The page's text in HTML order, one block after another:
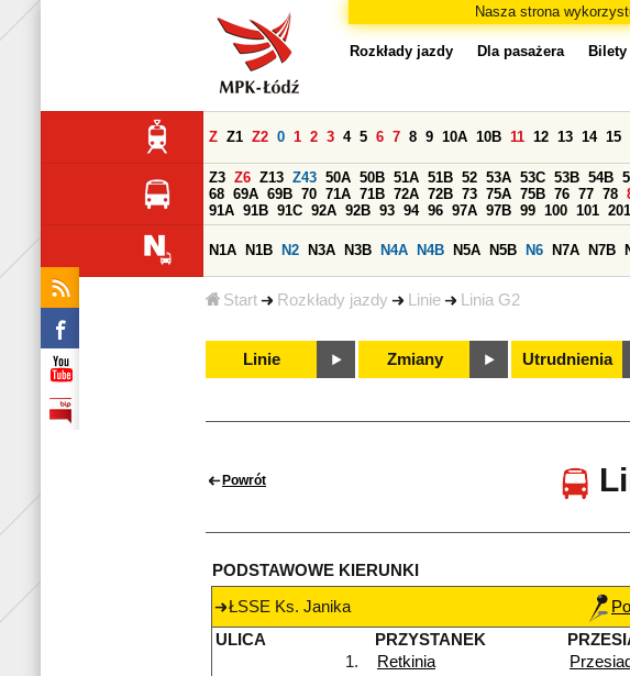
Nasza strona
Start Rozkłady jazdy Linie Linia G2
Rozkłady jazdy Dla pasażera Bilety
Z Z1 Z2 0 1 2 3 4 5 6 7 8 9 10A 10B 11 12 13 14 15
Z3 Z6 Z13 Z43 50A 50B 51A 51B 52 53A 53C 53B 54B
68 69A 69B 70 71A 71B 72A 72B 73 75A 75B 76 77 78
91A 91B 91C 92A 92B 93 94 96 97A 97B 99 100 101 201
N1A N1B N2 N3A N3B N4A N4B N5A N5B N6 N7A N7B
Linie Zmiany Utrudnienia
Powrót
PODSTAWOWE KIERUNKI
ŁSSE Ks. Janika
ULICA
PRZYSTANEK
1.
Retkinia